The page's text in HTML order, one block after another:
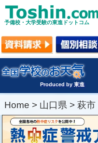
予備校・大学受験の東進ドットコム
Produced by 東進
Home > 山口県 > 萩市